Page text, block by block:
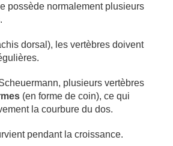
possède normalement plusieurs
dorsal), les vertèbres doivent
plusieurs vertèbres
(en forme de coin), ce qui
la courbure du dos.
pendant la croissance.